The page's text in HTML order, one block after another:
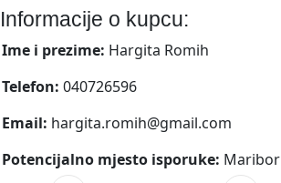
Informacije o kupcu:
Ime i prezime: Hargita Romih
Telefon: 040726596
Email: hargita.romih@gmail.com
Potencijalno mjesto isporuke: Maribor